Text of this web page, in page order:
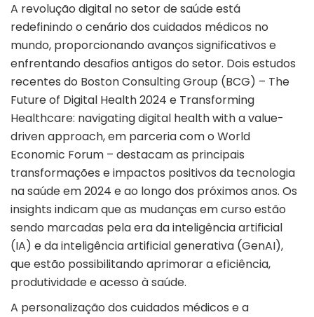
A revolução digital no setor de saúde está
redefinindo o cenário dos cuidados médicos no
mundo, proporcionando avanços significativos e
enfrentando desafios antigos do setor. Dois estudos
recentes do Boston Consulting Group (BCG) – The
Future of Digital Health 2024 e Transforming
Healthcare: navigating digital health with a value-
driven approach, em parceria com o World
Economic Forum – destacam as principais
transformações e impactos positivos da tecnologia
na saúde em 2024 e ao longo dos próximos anos. Os
insights indicam que as mudanças em curso estão
sendo marcadas pela era da inteligência artificial
(IA) e da inteligência artificial generativa (GenAI),
que estão possibilitando aprimorar a eficiência,
produtividade e acesso à saúde.
A personalização dos cuidados médicos e a